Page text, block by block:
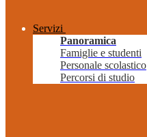
Servizi
Panoramica
Famiglie e studenti
Personale scolastico
Percorsi di studio